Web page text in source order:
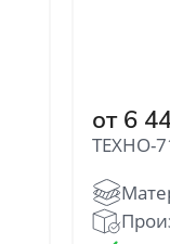
от 6
ТЕХНО-